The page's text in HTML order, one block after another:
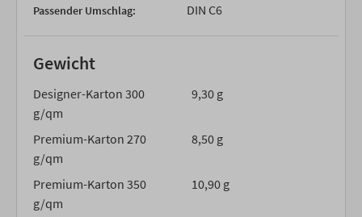
Passender Umschlag: DIN C6
Gewicht
Designer-Karton 300
g/qm
9,30 g
Premium-Karton 270
g/qm
8,50 g
Premium-Karton 350
g/qm
10,90 g